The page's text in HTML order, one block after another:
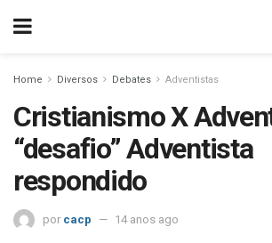
Home Diversos Debates Adventistas
Cristianismo X
“desafio” Adventista
respondido
por cacp 14 anos ago